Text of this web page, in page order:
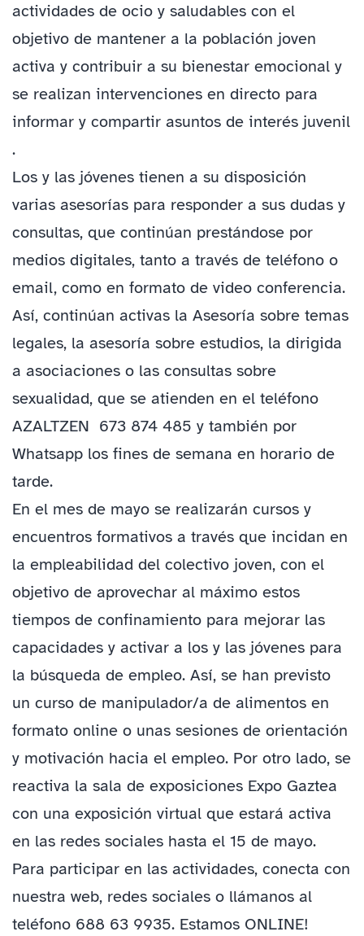
actividades de ocio y saludables con el
objetivo de mantener a la población joven
activa y contribuir a su bienestar emocional y
se realizan intervenciones en directo para
informar y compartir asuntos de interés juvenil
.
Los y las jóvenes tienen a su disposición
varias asesorías para responder a sus dudas y
consultas, que continúan prestándose por
medios digitales, tanto a través de teléfono o
email, como en formato de video conferencia.
Así, continúan activas la Asesoría sobre temas
legales, la asesoría sobre estudios, la dirigida
a asociaciones o las consultas sobre
sexualidad, que se atienden en el teléfono
AZALTZEN 673 874 485 y también por
Whatsapp los fines de semana en horario de
tarde.
En el mes de mayo se realizarán cursos y
encuentros formativos a través que incidan en
la empleabilidad del colectivo joven, con el
objetivo de aprovechar al máximo estos
tiempos de confinamiento para mejorar las
capacidades y activar a los y las jóvenes para
la búsqueda de empleo. Así, se han previsto
un curso de manipulador/a de alimentos en
formato online o unas sesiones de orientación
y motivación hacia el empleo. Por otro lado, se
reactiva la sala de exposiciones Expo Gaztea
con una exposición virtual que estará activa
en las redes sociales hasta el 15 de mayo.
Para participar en las actividades, conecta con
nuestra web, redes sociales o llámanos al
teléfono 688 63 9935. Estamos ONLINE!